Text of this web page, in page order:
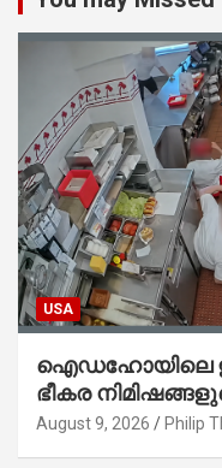
USA
ഐഡഹോയിലെ
ഭീകര
പുറത്ത്;
August 9, 2026 Philip